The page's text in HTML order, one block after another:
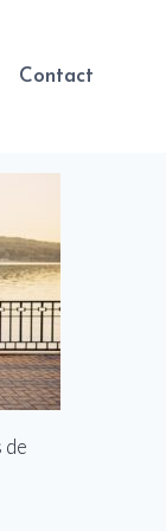
Contact
de